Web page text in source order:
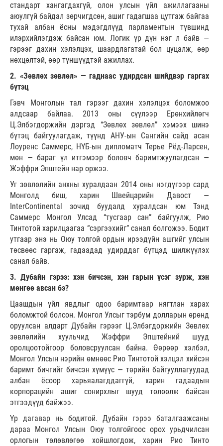
стандарт хангагдахгүй, олон улсын үйл ажиллагааны
аюулгүй байдал зөрчигдсөн, ашиг гадагшаа цутгаж байгаа
тухай албан ёсны мэдэгдлүүд парламентын түвшинд
илэрхийлэгдэж байсан юм. Логик үр дүн нэг л байв —
гэрээг дахин хэлэлцэх, шаардлагатай бол цуцалж, өөр
нөхцөлтэй, өөр түншүүдтэй ажиллах.
2. «Зөвлөх зөвлөл» — гаднаас удирдсан шийдвэр гаргах
бүтэц
Гэвч Монголын тал гэрээг дахин хэлэлцэх боломжоо
алдсаар байлаа. 2013 оны сүүлээр Ерөнхийлөгч
Ц.Элбэгдоржийн дэргэд “Зөвлөх зөвлөл” хэмээх шинэ
бүтэц байгуулагдаж, түүнд АНУ-ын Сангийн сайд асан
Лоуренс Саммерс, НҮБ-ын дипломатч Терье Рёд-Ларсен,
мөн — бараг үл итгэмээр боловч баримтжуулагдсан —
Жэффри Эпштейн нар оржээ.
Уг зөвлөлийн анхны хуралдаан 2014 оны нэгдүгээр сард
Монголд биш, харин Швейцарийн Давост —
InterContinental зочид буудалд хуралдсан юм Тэнд
Саммерс Монгол Улсад “тусгаар сан” байгуулж, Рио
Тинтотой харилцаагаа “сэргээхийг” санал болгожээ. Бодит
утгаар энэ нь Оюу толгой ордын ирээдүйн ашгийг улсын
төсвөөс гаргаж, гадаадад удирддаг бүтцэд шилжүүлэх
санал байв.
3. Дубайн гэрээ: хэн бичсэн, хэн гарын үсэг зурж, хэн
мөнгөө авсан бэ?
Цаашдын үйл явдлыг одоо баримтаар нягтлан харах
боломжтой болсон. Монгол Улсыг тэрбум долларын өрөнд
оруулсан алдарт Дубайн гэрээг Ц.Элбэгдоржийн Зөвлөх
зөвлөлийн хуульчид Жэффри Эпштейний шууд
оролцоотойгоор боловсруулсан байна. Өөрөөр хэлбэл,
Монгол Улсын нэрийн өмнөөс Рио Тинтотой хэлцэл хийсэн
баримт бичгийг бичсэн хүмүүс — төрийн байгууллагуудад
албан ёсоор харьяалагддаггүй, харин гадаадын
корпорацийн ашиг сонирхлыг шууд төлөөлж байсан
этгээдүүд байжээ.
Үр дагавар нь бодитой. Дубайн гэрээ баталгаажсаны
дараа Монгол Улсын Оюу толгойгоос орох урьдчилсан
орлогын төлөвлөгөө хойшлогдож, харин Рио Тинто